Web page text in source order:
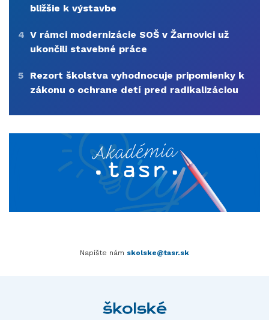
bližšie k výstavbe
4 V rámci modernizácie SOŠ v Žarnovici už
ukončili stavebné práce
5
Rezort školstva vyhodnocuje pripomienky k
zákonu o ochrane detí pred radikalizáciou
Napíšte nám skolske@tasr.sk